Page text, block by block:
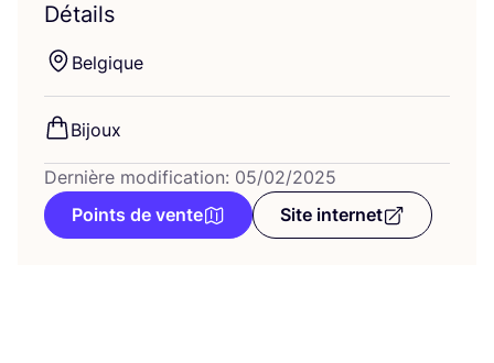
Détails
Bel­gique
Bijoux
Dernière modification: 05/02/2025
Points de vente
Site internet